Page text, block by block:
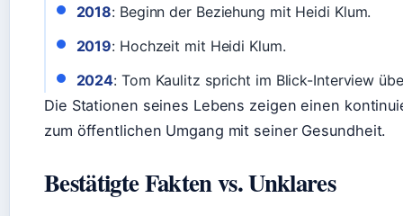
2018: Beginn der Beziehung mit Heidi Klum.
2019: Hochzeit mit Heidi Klum.
2024: Tom Kaulitz spricht im Blick-Interview
Die Stationen seines Lebens zeigen einen
zum öffentlichen Umgang mit seiner Gesundheit.
Bestätigte Fakten vs. Unklares